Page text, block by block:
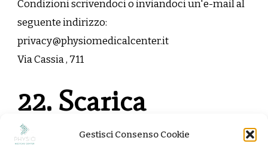
Gestisci Consenso Cookie
Condizioni scrivendoci o inviandoci un'e-mail al
seguente indirizzo:
privacy@physiomedicalcenter.it
Via Cassia , 711
22. Scarica
You can also downloadour Terms and Conditions